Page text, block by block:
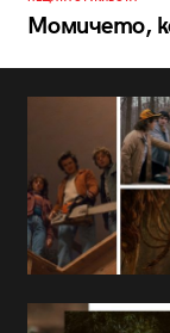
Момичето,